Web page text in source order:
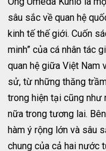
sâu sắc về quan hệ
kinh tế thế giới. Cuốn
minh” của cá nhân tác
quan hệ giữa Việt Nam
sử, từ những thăng
trong hiện tại cũng như
nữa trong tương lai.
hàm ý rộng lớn và sâu
chung của cả hai nước